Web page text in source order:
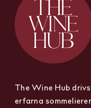
The Wine Hub
erfarna